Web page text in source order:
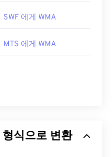
SWF 에게 WMA
MTS 에게 WMA
식으로 변환